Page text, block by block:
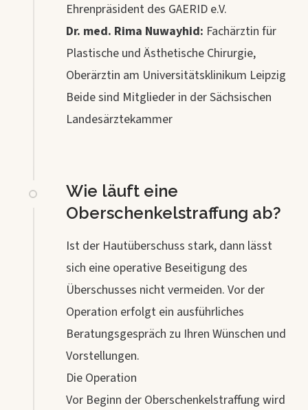
Ehrenpräsident des GAERID e.V.
Dr. med. Rima Nuwayhid: Fachärztin für
Plastische und Ästhetische Chirurgie,
Oberärztin am Universitätsklinikum Leipzig
Beide sind Mitglieder in der Sächsischen
Landesärztekammer
Wie läuft eine
Oberschenkelstraffung ab?
Ist der Hautüberschuss stark, dann lässt
sich eine operative Beseitigung des
Überschusses nicht vermeiden. Vor der
Operation erfolgt ein ausführliches
Beratungsgespräch zu Ihren Wünschen und
Vorstellungen.
Die Operation
Vor Beginn der Oberschenkelstraffung wird